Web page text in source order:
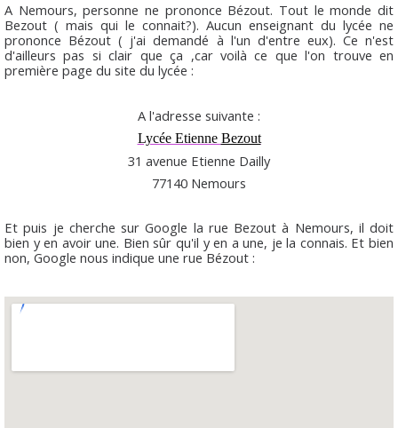
A Nemours, personne ne prononce Bézout. Tout le monde dit
Bezout ( mais qui le connait?). Aucun enseignant du lycée ne
prononce Bézout ( j'ai demandé à l'un d'entre eux). Ce n'est
d'ailleurs pas si clair que ça ,car voilà ce que l'on trouve en
première page du site du lycée :
A l'adresse suivante :
Lycée Etienne Bezout
31 avenue Etienne Dailly
77140 Nemours
Et puis je cherche sur Google la rue Bezout à Nemours, il doit
bien y en avoir une. Bien sûr qu'il y en a une, je la connais. Et bien
non, Google nous indique une rue Bézout :